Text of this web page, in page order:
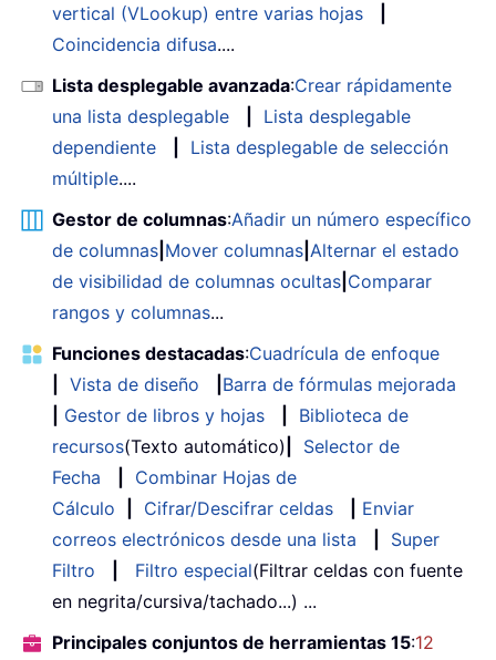
vertical (VLookup) entre varias hojas
Coincidencia difusa....
Lista desplegable avanzada:Crear rápidamente
una lista desplegable
Lista desplegable
dependiente
Lista desplegable de selección
múltiple....
Gestor de columnas:Añadir un número específico
de columnas Mover columnas Alternar el estado
de visibilidad de columnas ocultas Comparar
rangos y columnas...
Funciones destacadas:Cuadrícula de enfoque
Vista de diseño
Barra de fórmulas mejorada
Gestor de libros y hojas
Biblioteca de
recursos(Texto automático)
Selector de
Fecha
Combinar Hojas de
Cálculo
Cifrar/Descifrar celdas
Enviar
correos electrónicos desde una lista
Super
Filtro
Filtro especial(Filtrar celdas con fuente
en negrita/cursiva/tachado...) ...
Principales conjuntos de herramientas 15:12